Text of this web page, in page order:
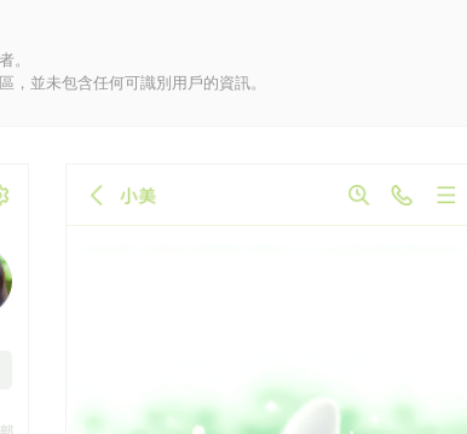
。
，並未包含任何可識別用戶的資訊。